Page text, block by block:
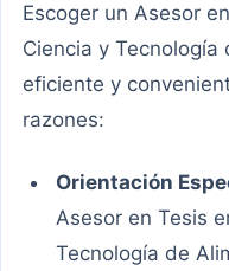
Escoger un Asesor
Ciencia y Tecnología
eficiente y
razones:
Orientación
Asesor en Tesis
Tecnología de